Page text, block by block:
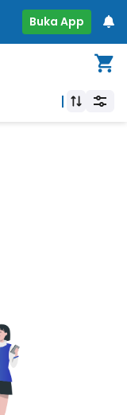
Buka App